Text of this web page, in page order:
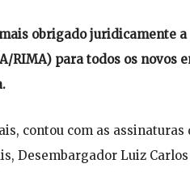
obrigado juridicamente
RIMA) para todos os novos
contou com as assinaturas
Desembargador Luiz